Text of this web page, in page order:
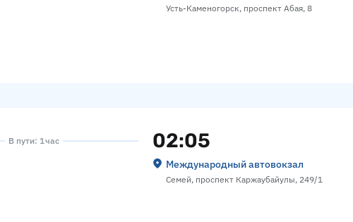
Усть-Каменогорск, проспект Абая, 8
В пути: 1 час 02:05
Международный автовокзал
Семей, проспект Каржаубайулы, 249/1